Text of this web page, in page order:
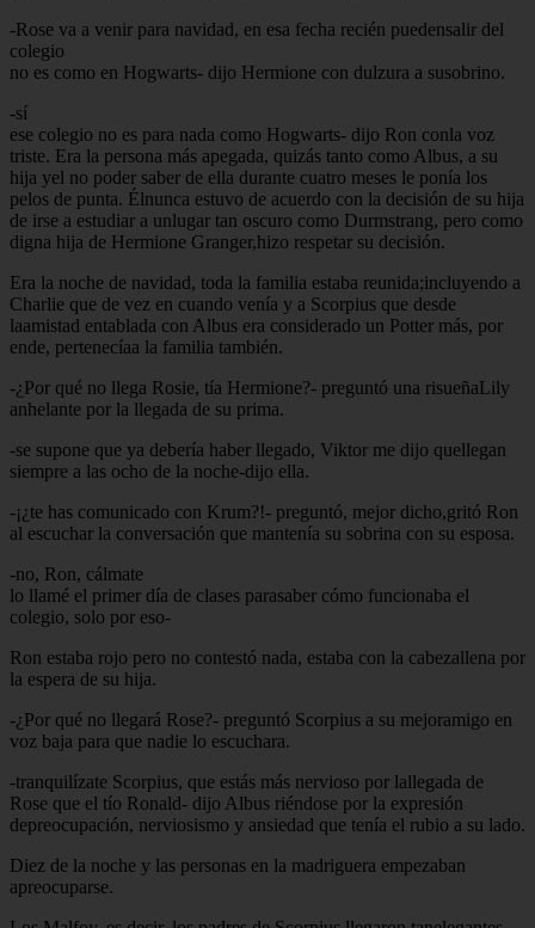
-Rose va a venir para navidad, en esa fecha recién puedensalir del
colegio
no es como en Hogwarts- dijo Hermione con dulzura a susobrino.
-sí
ese colegio no es para nada como Hogwarts- dijo Ron conla voz
triste. Era la persona más apegada, quizás tanto como Albus, a su
hija yel no poder saber de ella durante cuatro meses le ponía los
pelos de punta. Élnunca estuvo de acuerdo con la decisión de su hija
de irse a estudiar a unlugar tan oscuro como Durmstrang, pero como
digna hija de Hermione Granger,hizo respetar su decisión.
Era la noche de navidad, toda la familia estaba reunida;incluyendo a
Charlie que de vez en cuando venía y a Scorpius que desde
laamistad entablada con Albus era considerado un Potter más, por
ende, pertenecíaa la familia también.
-¿Por qué no llega Rosie, tía Hermione?- preguntó una risueñaLily
anhelante por la llegada de su prima.
-se supone que ya debería haber llegado, Viktor me dijo quellegan
siempre a las ocho de la noche-dijo ella.
-¡¿te has comunicado con Krum?!- preguntó, mejor dicho,gritó Ron
al escuchar la conversación que mantenía su sobrina con su esposa.
-no, Ron, cálmate
lo llamé el primer día de clases parasaber cómo funcionaba el
colegio, solo por eso-
Ron estaba rojo pero no contestó nada, estaba con la cabezallena por
la espera de su hija.
-¿Por qué no llegará Rose?- preguntó Scorpius a su mejoramigo en
voz baja para que nadie lo escuchara.
-tranquilízate Scorpius, que estás más nervioso por lallegada de
Rose que el tío Ronald- dijo Albus riéndose por la expresión
depreocupación, nerviosismo y ansiedad que tenía el rubio a su lado.
Diez de la noche y las personas en la madriguera empezaban
apreocuparse.